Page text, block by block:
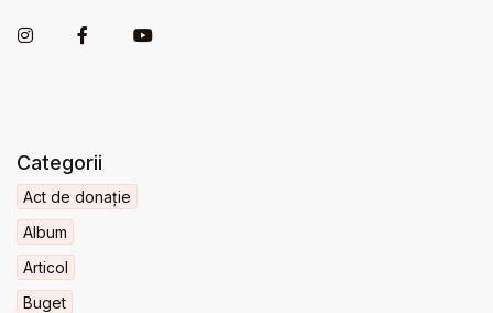
Categorii
Act de donație
Album
Articol
Buget